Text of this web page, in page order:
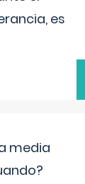
es
media